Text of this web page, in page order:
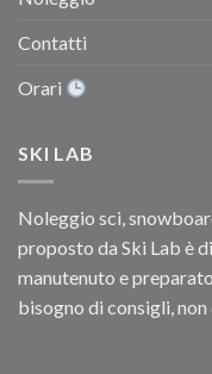
Contatti
Orari
SKI LAB
Noleggio sci,
proposto da Ski Lab è
manutenuto e
bisogno di consigli,